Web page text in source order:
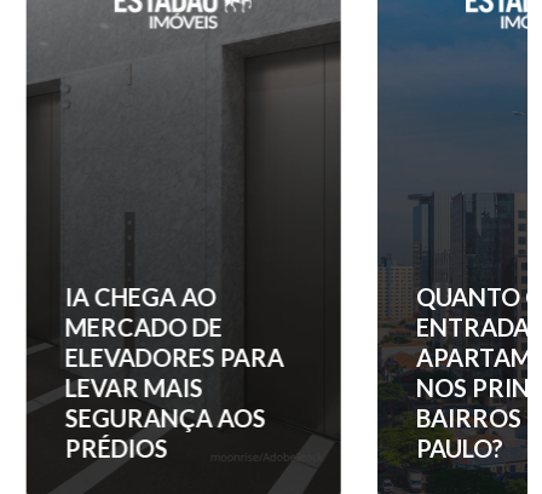
IA CHEGA AO
MERCADO DE
ELEVADORES PARA
LEVAR MAIS
SEGURANÇA AOS
PRÉDIOS
QUANTO
ENTRADA
NOS
BAIRROS
PAULO?